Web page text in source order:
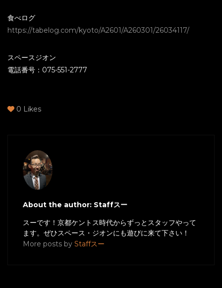
食べログ
https://tabelog.com/kyoto/A2601/A260301/26034117/
スペースジオン
電話番号：075-551-2777
0 Likes
About the author: Staffスー
スーです！京都ケントス時代からずっとスタッフやって
ます。ぜひスペース・ジオンにも遊びに来て下さい！
More posts by Staffスー